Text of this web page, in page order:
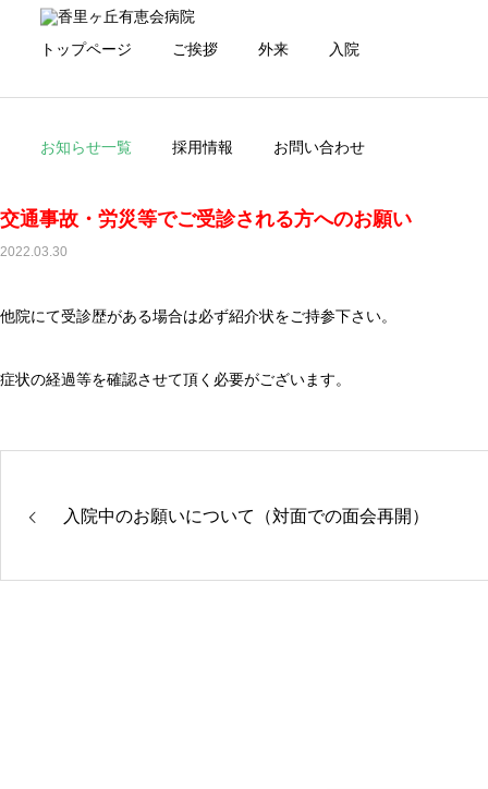
トップページ ご挨拶 外来 入院
お知らせ一覧 採用情報 お問い合わせ
初診・再診の方へ
医師紹介 看護部紹介
交通事故・労災等でご受診される方へのお願い
2022.03.30
他院にて受診歴がある場合は必ず紹介状をご持参下さい。
症状の経過等を確認させて頂く必要がございます。
入院中のお願いについて（対面での面会再開）